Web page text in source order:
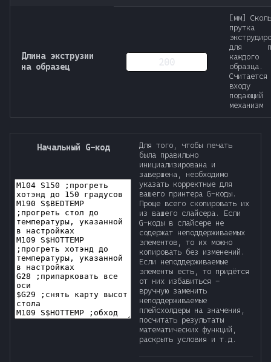
Длина экструзии
на образец
[мм]
прутка
для
каждого
образца.
подающий
механизм
Начальный G-код
Для того, чтобы печать
была правильно
инициализирована и
завершена, необходимо
указать корректные для
вашего принтера G-коды.
Проще всего скопировать их
из вашего слайсера. Если
G-коды в слайсере не
содержат неподдерживаемых
элементов, то их можно
копировать без изменений.
Если неподдерживаемые
элементы есть, то придётся
от них избавиться -
вручную заменить
неподдерживаемые
плейсхолдеры на значения,
посчитать результаты
математических функций,
раскрыть условия и т.д.